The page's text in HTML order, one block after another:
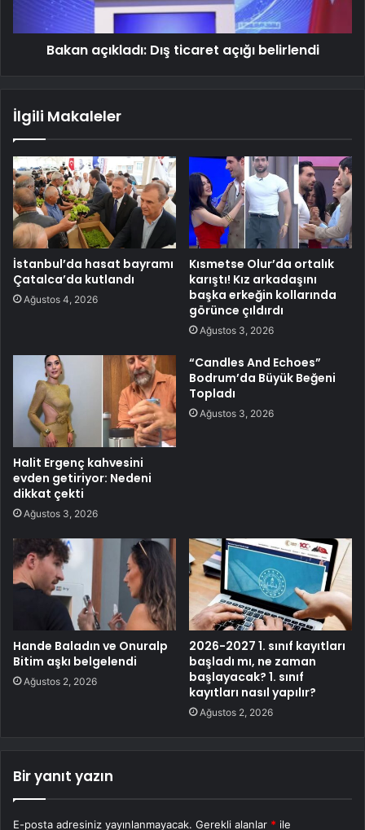
Bakan açıkladı: Dış ticaret açığı belirlendi
İlgili Makaleler
İstanbul’da hasat bayramı
Çatalca’da kutlandı
Ağustos 4, 2026
Kısmetse Olur’da ortalık
karıştı! Kız arkadaşını
başka erkeğin kollarında
görünce çıldırdı
Ağustos 3, 2026
Halit Ergenç kahvesini
evden getiriyor: Nedeni
dikkat çekti
Ağustos 3, 2026
“Candles And Echoes”
Bodrum’da Büyük Beğeni
Topladı
Ağustos 3, 2026
Hande Baladın ve Onuralp
Bitim aşkı belgelendi
Ağustos 2, 2026
2026-2027 1. sınıf kayıtları
başladı mı, ne zaman
başlayacak? 1. sınıf
kayıtları nasıl yapılır?
Ağustos 2, 2026
Bir yanıt yazın
E-posta adresiniz yayınlanmayacak. Gerekli alanlar * ile